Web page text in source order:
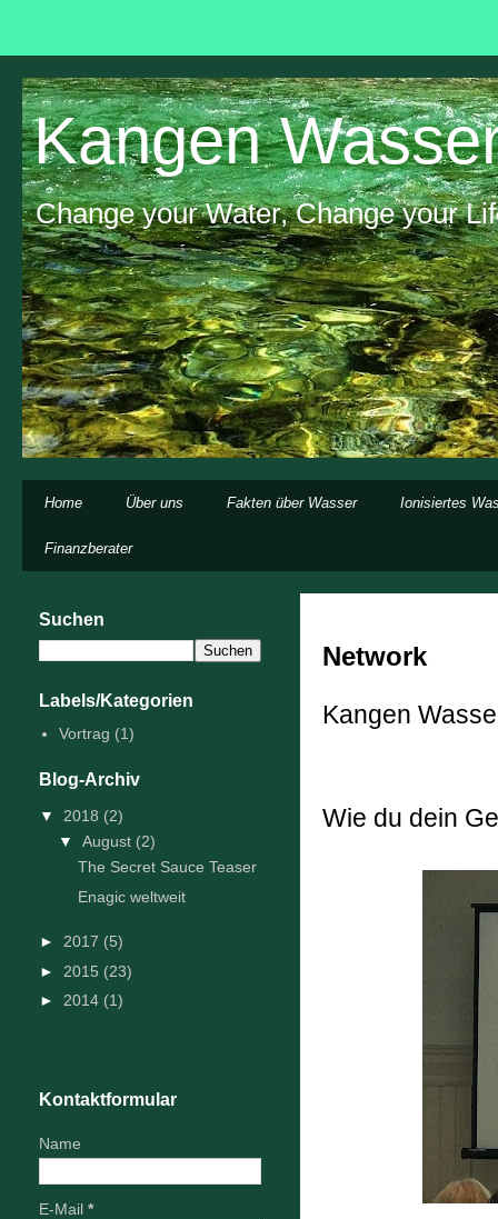
Kangen
Change your Water, Change your
Home Über uns Fakten über Wasser Ionisiertes
Finanzberater
Network
Kangen
Wie du dein
Suchen
Labels/Kategorien
Vortrag (1)
Blog-Archiv
▼ 2018 (2)
▼ August (2)
The Secret Sauce Teaser
Enagic weltweit
► 2017 (5)
► 2015 (23)
► 2014 (1)
Kontaktformular
Name
E-Mail *